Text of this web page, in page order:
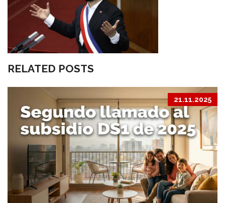
RELATED POSTS
21.11.2025